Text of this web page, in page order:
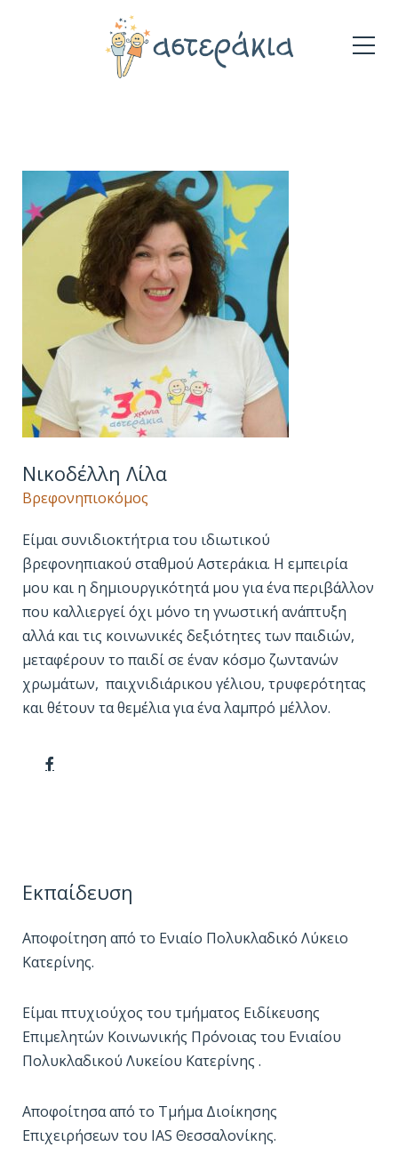
Νικοδέλλη Λίλα
Βρεφονηπιοκόμος
Είμαι συνιδιοκτήτρια του ιδιωτικού
βρεφονηπιακού σταθμού Αστεράκια. Η εμπειρία
μου και η δημιουργικότητά μου για ένα περιβάλλον
που καλλιεργεί όχι μόνο τη γνωστική ανάπτυξη
αλλά και τις κοινωνικές δεξιότητες των παιδιών,
μεταφέρουν το παιδί σε έναν κόσμο ζωντανών
χρωμάτων, παιχνιδιάρικου γέλιου, τρυφερότητας
και θέτουν τα θεμέλια για ένα λαμπρό μέλλον.
Εκπαίδευση
Αποφοίτηση από το Ενιαίο Πολυκλαδικό Λύκειο
Κατερίνης.
Είμαι πτυχιούχος του τμήματος Ειδίκευσης
Επιμελητών Κοινωνικής Πρόνοιας του Ενιαίου
Πολυκλαδικού Λυκείου Κατερίνης .
Αποφοίτησα από το Τμήμα Διοίκησης
Επιχειρήσεων του IAS Θεσσαλονίκης.